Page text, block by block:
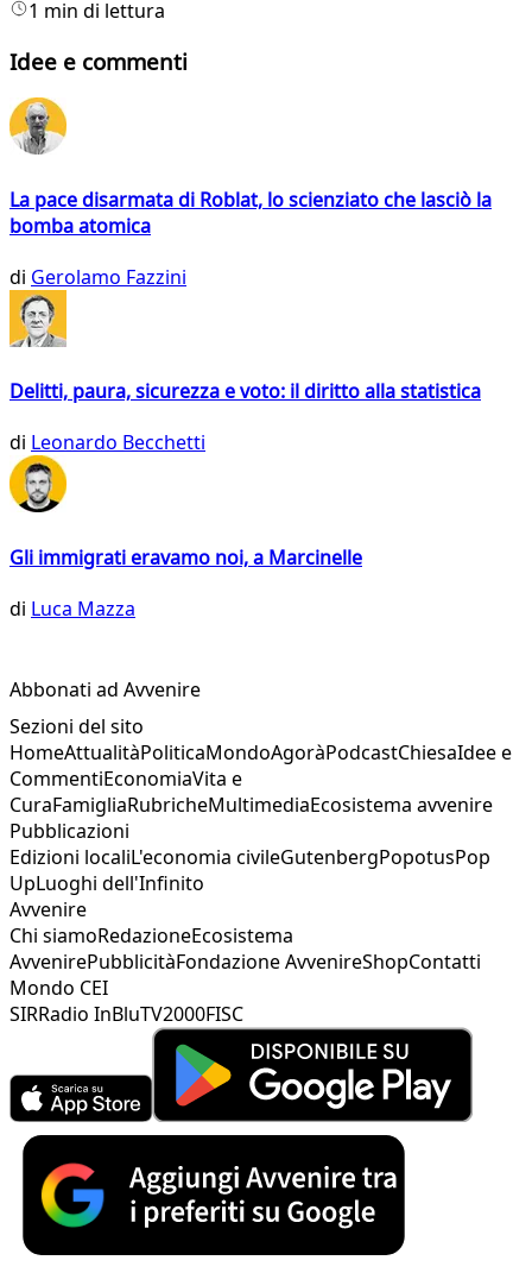
1 min di lettura
Idee e commenti
La pace disarmata di Roblat, lo scienziato che lasciò la
bomba atomica
di Gerolamo Fazzini
Delitti, paura, sicurezza e voto: il diritto alla statistica
di Leonardo Becchetti
Gli immigrati eravamo noi, a Marcinelle
di Luca Mazza
Abbonati ad Avvenire
Sezioni del sito
HomeAttualitàPoliticaMondoAgoràPodcastChiesaIdee e
CommentiEconomiaVita e
CuraFamigliaRubricheMultimediaEcosistema avvenire
Pubblicazioni
Edizioni localiL'economia civileGutenbergPopotusPop
UpLuoghi dell'Infinito
Avvenire
Chi siamoRedazioneEcosistema
AvvenirePubblicitàFondazione AvvenireShopContatti
Mondo CEI
SIRRadio InBluTV2000FISC